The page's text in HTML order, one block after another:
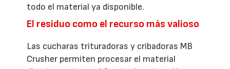
todo el material ya disponible.
El residuo como el recurso más valioso
Las cucharas trituradoras y cribadoras MB
Crusher permiten procesar el material